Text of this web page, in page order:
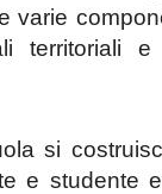
varie
territoriali e
si
e studente